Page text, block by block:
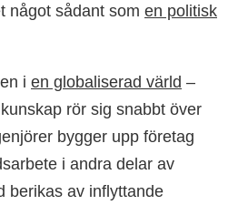
något sådant som en politisk
i en globaliserad värld –
rör sig snabbt över
bygger upp företag
i andra delar av
berikas av inflyttande